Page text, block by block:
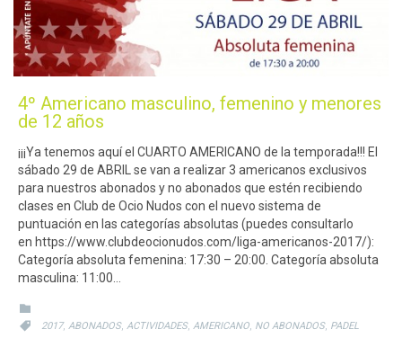
4º Americano masculino, femenino y menores
de 12 años
¡¡¡Ya tenemos aquí el CUARTO AMERICANO de la temporada!!! El
sábado 29 de ABRIL se van a realizar 3 americanos exclusivos
para nuestros abonados y no abonados que estén recibiendo
clases en Club de Ocio Nudos con el nuevo sistema de
puntuación en las categorías absolutas (puedes consultarlo
en https://www.clubdeocionudos.com/liga-americanos-2017/):
Categoría absoluta femenina: 17:30 – 20:00. Categoría absoluta
masculina: 11:00…

 CATEGORY
2017, ABONADOS, ACTIVIDADES, AMERICANO, NO ABONADOS, PADEL